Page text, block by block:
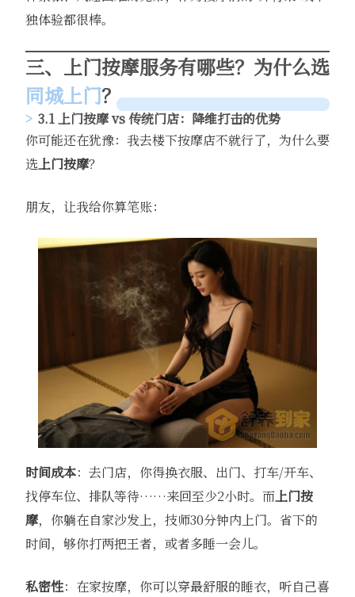
独体验都很棒。
三、上门按摩服务有哪些？为什么选
同城上门？
3.1 上门按摩 vs 传统门店：降维打击的优势
你可能还在犹豫：我去楼下按摩店不就行了，为什么要
选上门按摩？
朋友，让我给你算笔账：
时间成本：去门店，你得换衣服、出门、打车/开车、
找停车位、排队等待……来回至少2小时。而上门按
摩，你躺在自家沙发上，技师30分钟内上门。省下的
时间，够你打两把王者，或者多睡一会儿。
私密性：在家按摩，你可以穿最舒服的睡衣，听自己喜